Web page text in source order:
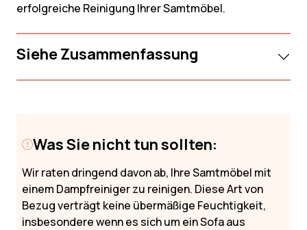
erfolgreiche Reinigung Ihrer Samtmöbel.
Siehe Zusammenfassung
Was Sie nicht tun sollten:
Wir raten dringend davon ab, Ihre Samtmöbel mit
einem Dampfreiniger zu reinigen. Diese Art von
Bezug verträgt keine übermäßige Feuchtigkeit,
insbesondere wenn es sich um ein Sofa aus